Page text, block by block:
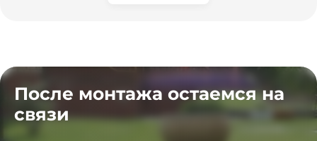
После монтажа остаемся на
связи